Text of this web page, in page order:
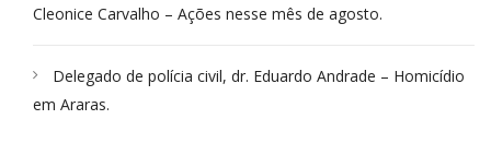
Cleonice Carvalho – Ações nesse mês de agosto.
Delegado de polícia civil, dr. Eduardo Andrade – Homicídio
em Araras.